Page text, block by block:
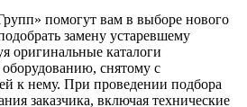
помогут вам в выборе нового
замену устаревшему
оригинальные каталоги
снятому с
к нему. При проведении подбора
заказчика, включая технические